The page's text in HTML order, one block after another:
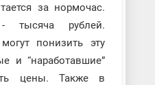
за нормочас.
тысяча рублей.
понизить эту
и “наработавшие”
цены. Также в